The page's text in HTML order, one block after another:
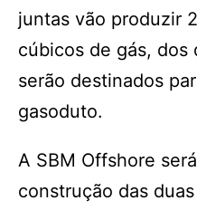
juntas vão produzir
cúbicos de gás, dos
serão destinados
gasoduto.
A SBM Offshore
construção das